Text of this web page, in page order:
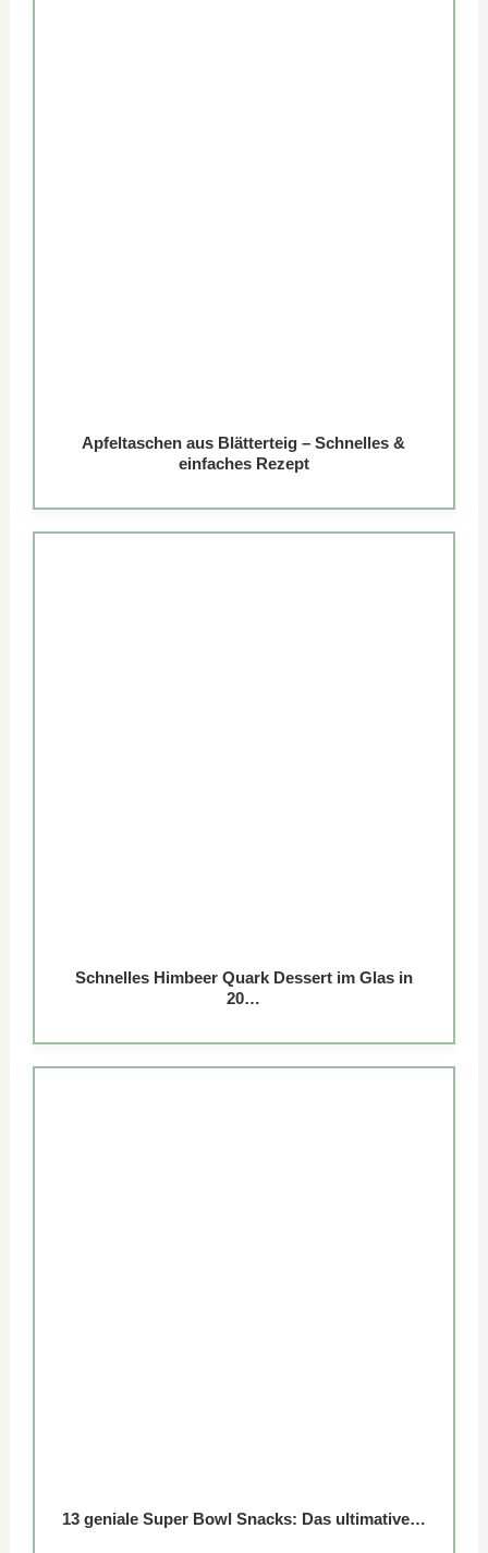
Apfeltaschen aus Blätterteig – Schnelles &
einfaches Rezept
Schnelles Himbeer Quark Dessert im Glas in
20…
13 geniale Super Bowl Snacks: Das ultimative…